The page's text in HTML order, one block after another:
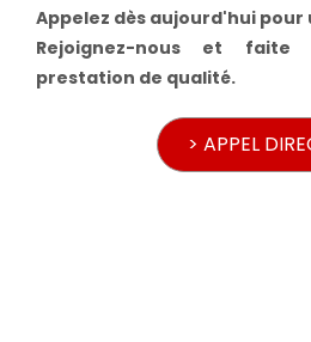
Appelez dès aujourd'hui pour
Rejoignez-nous et faite
prestation de qualité.
> APPEL